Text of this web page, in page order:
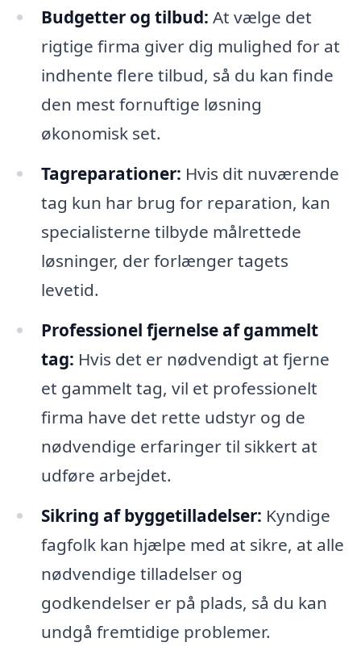
Budgetter og tilbud: At vælge det
rigtige firma giver dig mulighed for at
indhente flere tilbud, så du kan finde
den mest fornuftige løsning
økonomisk set.
Tagreparationer: Hvis dit nuværende
tag kun har brug for reparation, kan
specialisterne tilbyde målrettede
løsninger, der forlænger tagets
levetid.
Professionel fjernelse af gammelt
tag: Hvis det er nødvendigt at fjerne
et gammelt tag, vil et professionelt
firma have det rette udstyr og de
nødvendige erfaringer til sikkert at
udføre arbejdet.
Sikring af byggetilladelser: Kyndige
fagfolk kan hjælpe med at sikre, at alle
nødvendige tilladelser og
godkendelser er på plads, så du kan
undgå fremtidige problemer.